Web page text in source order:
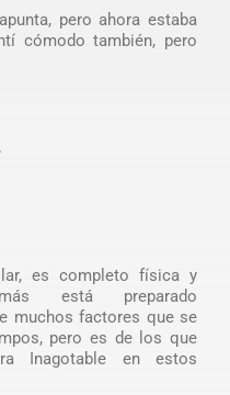
pero ahora estaba
cómodo también, pero
es completo física y
está preparado
muchos factores que se
pero es de los que
Inagotable en estos